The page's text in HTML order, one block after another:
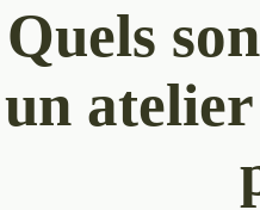
Quels
un